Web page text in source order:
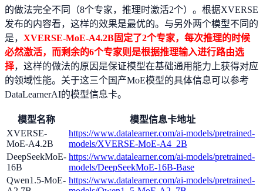
的做法完全不同（8个专家，推理时激活2个）。根据XVERSE
发布的内容看，这样的效果是最优的。与另外两个模型不同的
是， XVERSE-MoE-A4.2B固定了2个专家，每次推理的时候
必然激活，而剩余的6个专家则是根据推理输入进行路由选
择，这样的做法的原因是保证模型在基础通用能力上获得对应
的领域性能。关于这三个国产MoE模型的具体信息可以参考
DataLearnerAI的模型信息卡。
模型名称
模型信息卡地址
XVERSE-
MoE-A4.2B
https://www.datalearner.com/ai-models/pretrained-
models/XVERSE-MoE-A4_2B
DeepSeekMoE-
16B
https://www.datalearner.com/ai-models/pretrained-
models/DeepSeekMoE-16B-Base
Qwen1.5-MoE- https://www.datalearner.com/ai-models/pretrained-